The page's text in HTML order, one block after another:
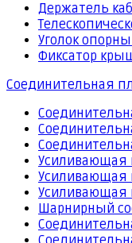
Держатель
Уголок
Фиксатор
Соединительная
Усиливающая
Усиливающая
Усиливающая
Шарнирный